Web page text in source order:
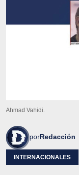
Ahmad Vahidi.
porRedacción
INTERNACIONALES